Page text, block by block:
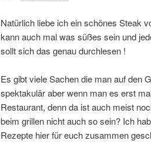
Natürlich liebe ich ein schönes Steak
kann auch mal was süßes sein und
sollt sich das genau durchlesen !
Es gibt viele Sachen die man auf den
spektakulär aber wenn man es erst
Restaurant, denn da ist auch meist
beim grillen nicht auch so sein? Ich
Rezepte hier für euch zusammen